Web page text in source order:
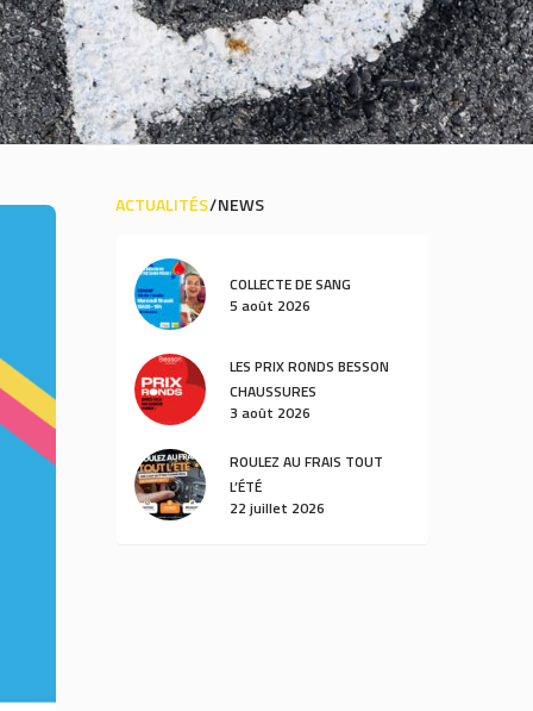
ACTUALITÉS NEWS
COLLECTE DE SANG
5 août 2026
LES PRIX RONDS BESSON
CHAUSSURES
3 août 2026
ROULEZ AU FRAIS TOUT
L’ÉTÉ
22 juillet 2026